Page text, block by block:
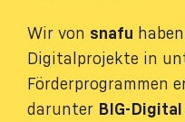
Wir von snafu
Digitalprojekte in
Förderprogrammen
darunter BIG-